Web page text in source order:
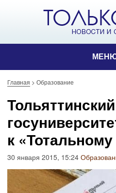
Главная > Образование
Тольяттинский
к
30 января 2015, 15:24